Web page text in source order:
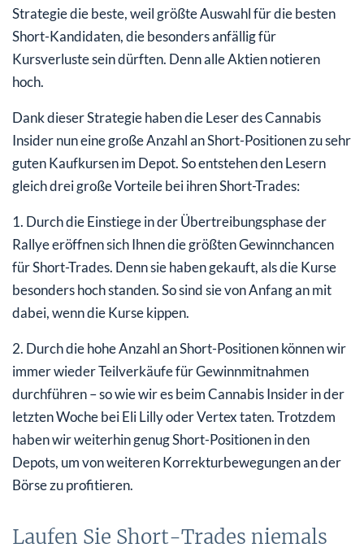
Strategie die beste, weil größte Auswahl für die besten
Short-Kandidaten, die besonders anfällig für
Kursverluste sein dürften. Denn alle Aktien notieren
hoch.
Dank dieser Strategie haben die Leser des Cannabis
Insider nun eine große Anzahl an Short-Positionen zu sehr
guten Kaufkursen im Depot. So entstehen den Lesern
gleich drei große Vorteile bei ihren Short-Trades:
1. Durch die Einstiege in der Übertreibungsphase der
Rallye eröffnen sich Ihnen die größten Gewinnchancen
für Short-Trades. Denn sie haben gekauft, als die Kurse
besonders hoch standen. So sind sie von Anfang an mit
dabei, wenn die Kurse kippen.
2. Durch die hohe Anzahl an Short-Positionen können wir
immer wieder Teilverkäufe für Gewinnmitnahmen
durchführen – so wie wir es beim Cannabis Insider in der
letzten Woche bei Eli Lilly oder Vertex taten. Trotzdem
haben wir weiterhin genug Short-Positionen in den
Depots, um von weiteren Korrekturbewegungen an der
Börse zu profitieren.
Laufen Sie Short-Trades niemals